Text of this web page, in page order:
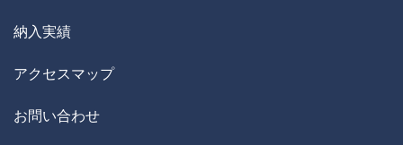
納入実績
アクセスマップ
お問い合わせ